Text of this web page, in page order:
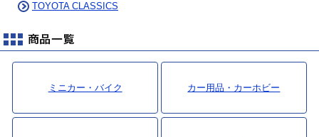
TOYOTA CLASSICS
ミニカー・バイク カー用品・カーホビー